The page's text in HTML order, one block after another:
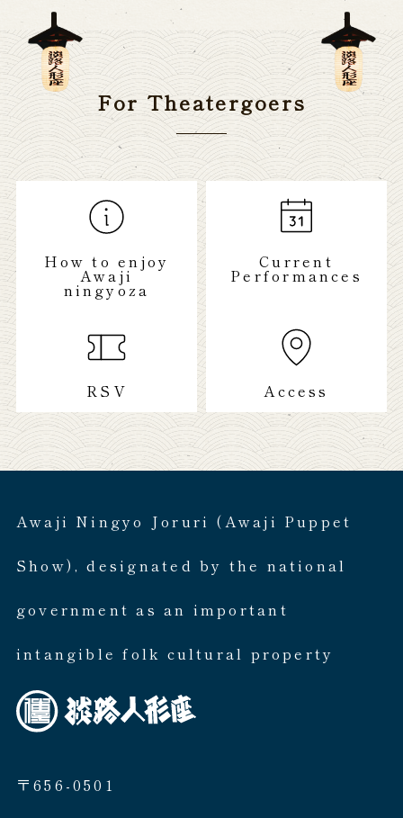
For Theatergoers
How to enjoy
Awaji
ningyoza
Current
Performances
RSV Access
Awaji Ningyo Joruri (Awaji Puppet
Show), designated by the national
government as an important
intangible folk cultural property
〒656-0501